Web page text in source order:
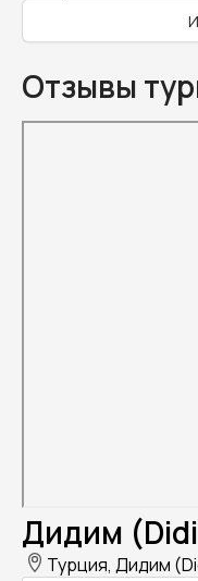
Отзывы
Дидим
Турция, Дидим